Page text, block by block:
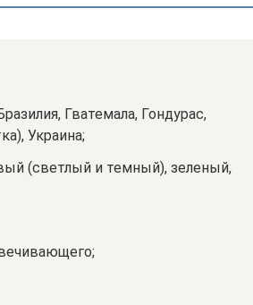
Гватемала, Гондурас,
Украина;
(светлый и темный), зеленый,